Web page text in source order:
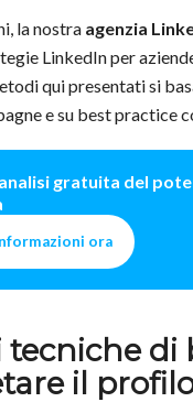
la nostra agenzia
LinkedIn per
qui presentati si
e su best practice
gratuita del
ora
tecniche di
il